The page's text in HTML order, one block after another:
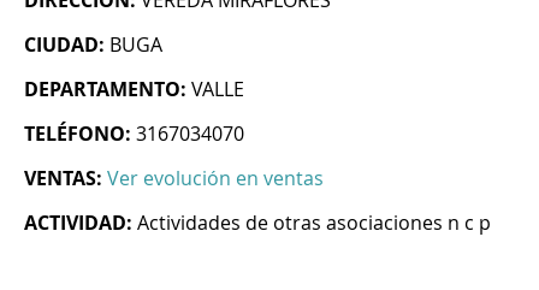
CIUDAD: BUGA
DEPARTAMENTO: VALLE
TELÉFONO: 3167034070
VENTAS: Ver evolución en ventas
ACTIVIDAD: Actividades de otras asociaciones n c p